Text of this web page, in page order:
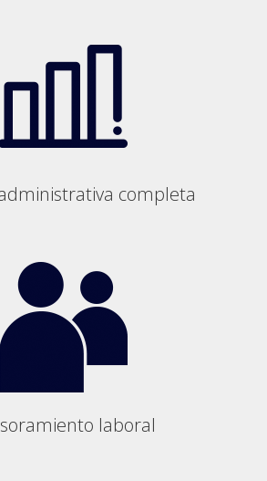
completa
laboral